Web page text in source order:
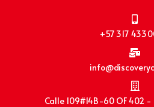
+57 317
Calle 109#14B-60 OF 402